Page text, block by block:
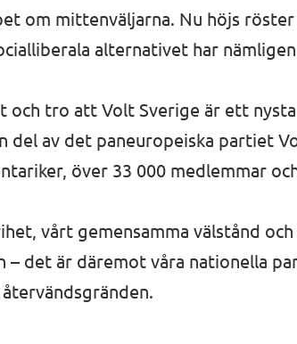
om mittenväljarna. Nu höjs
alternativet har
och tro att Volt Sverige är ett
del av det paneuropeiska partiet
över 33 000 medlemmar
vårt gemensamma välstånd
det är däremot våra nationella